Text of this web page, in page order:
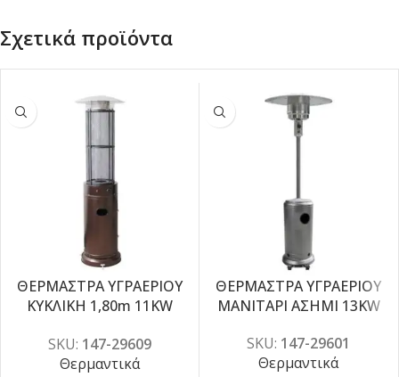
Σχετικά προϊόντα
-5%
ΘΕΡΜΑΣΤΡΑ ΥΓΡΑΕΡΙΟΥ
ΚΥΚΛΙΚΗ 1,80m 11KW
SKU: 147-29609
Θερμαντικά
-5%
ΘΕΡΜΑΣΤΡΑ ΥΓΡΑΕΡΙΟΥ
ΜΑΝΙΤΑΡΙ ΑΣΗΜΙ 13KW
SKU: 147-29601
Θερμαντικά